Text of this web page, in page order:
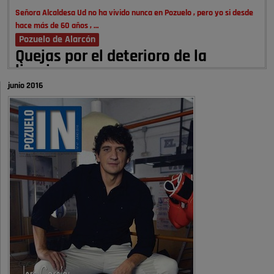
Señora Alcaldesa Ud no ha vivido nunca en Pozuelo , pero yo si desde
hace más de 60 años , …
Pozuelo de Alarcón
Quejas por el deterioro de la
limpieza …
A ver si es posible que haya vivienda para familias con hijos y no
solamente jóvenes que no es tan …
Pozuelo de Alarcón
Pozuelo desbloquea
definitivamente Huerta Grande: las
obras …
Donde pueden inscribirse las personas empadronados en Pozuelo para
la vivienda asequible .
Pozuelo de Alarcón
Pozuelo desbloquea
definitivamente Huerta Grande: las
junio 2016